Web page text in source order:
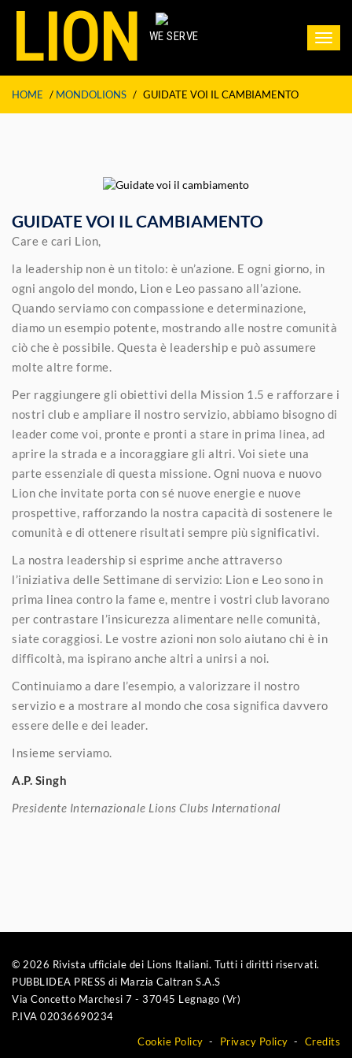
LION WE SERVE
HOME / MONDOLIONS / GUIDATE VOI IL CAMBIAMENTO
GUIDATE VOI IL CAMBIAMENTO
Care e cari Lion,
la leadership non è un titolo: è un’azione. E ogni giorno, in
ogni angolo del mondo, Lion e Leo passano all’azione.
Quando serviamo con compassione e determinazione,
diamo un esempio potente, mostrando alle nostre comunità
ciò che è possibile. Questa è leadership e può assumere
molte altre forme.
Per raggiungere gli obiettivi della Mission 1.5 e rafforzare i
nostri club e ampliare il nostro servizio, abbiamo bisogno di
leader come voi, pronte e pronti a stare in prima linea, ad
aprire la strada e a incoraggiare gli altri. Voi siete una
parte essenziale di questa missione. Ogni nuova e nuovo
Lion che invitate porta con sé nuove energie e nuove
prospettive, rafforzando la nostra capacità di sostenere le
comunità e di ottenere risultati sempre più significativi.
La nostra leadership si esprime anche attraverso
l’iniziativa delle Settimane di servizio: Lion e Leo sono in
prima linea contro la fame e, mentre i vostri club lavorano
per contrastare l’insicurezza alimentare nelle comunità,
siate coraggiosi. Le vostre azioni non solo aiutano chi è in
difficoltà, ma ispirano anche altri a unirsi a noi.
Continuiamo a dare l’esempio, a valorizzare il nostro
servizio e a mostrare al mondo che cosa significa davvero
essere delle e dei leader.
Insieme serviamo.
A.P. Singh
Presidente Internazionale Lions Clubs International
© 2026 Rivista ufficiale dei Lions Italiani. Tutti i diritti riservati.
PUBBLIDEA PRESS di Marzia Caltran S.A.S
Via Concetto Marchesi 7 - 37045 Legnago (Vr)
P.IVA 02036690234
Cookie Policy
Privacy Policy Credits